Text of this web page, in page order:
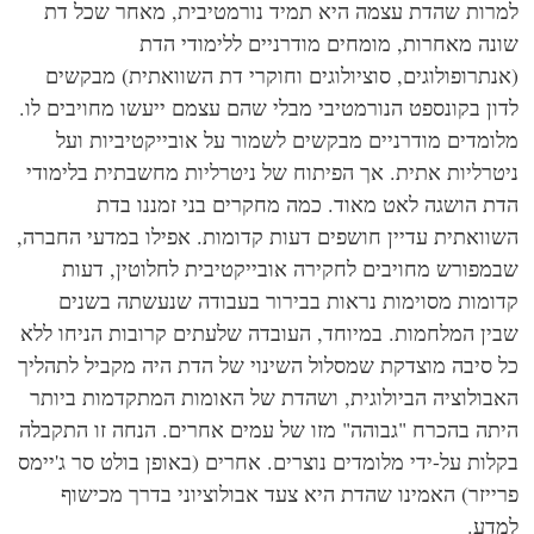
שהדת עצמה היא תמיד נורמטיבית, מאחר שכל דת
מאחרות, מומחים מודרניים ללימודי הדת
סוציולוגים וחוקרי דת השוואתית) מבקשים
בקונספט הנורמטיבי מבלי שהם עצמם ייעשו מחויבים לו.
מודרניים מבקשים לשמור על אובייקטיביות ועל
אתית. אך הפיתוח של ניטרליות מחשבתית בלימודי
הושגה לאט מאוד. כמה מחקרים בני זמננו בדת
עדיין חושפים דעות קדומות. אפילו במדעי החברה,
מחויבים לחקירה אובייקטיבית לחלוטין, דעות
מסוימות נראות בבירור בעבודה שנעשתה בשנים
המלחמות. במיוחד, העובדה שלעתים קרובות הניחו ללא
סיבה מוצדקת שמסלול השינוי של הדת היה מקביל לתהליך
הביולוגית, ושהדת של האומות המתקדמות ביותר
בהכרח "גבוהה" מזו של עמים אחרים. הנחה זו התקבלה
על-ידי מלומדים נוצרים. אחרים (באופן בולט סר ג'יימס
האמינו שהדת היא צעד אבולוציוני בדרך מכישוף